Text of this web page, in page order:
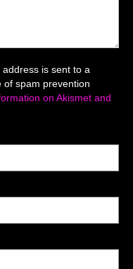
is sent to a
of spam prevention
on Akismet and